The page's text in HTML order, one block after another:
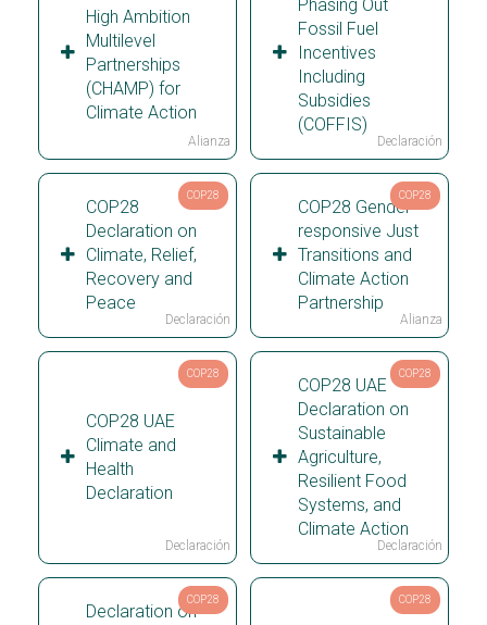
Alianza
High Ambition
Multilevel
Partnerships
(CHAMP) for
Climate Action
Declaración
Phasing Out
Fossil Fuel
Incentives
Including
Subsidies
(COFFIS)
COP28
Declaración
COP28
Declaration on
Climate, Relief,
Recovery and
Peace
COP28
Alianza
COP28 Gender-
responsive Just
Transitions and
Climate Action
Partnership
COP28
Declaración
COP28 UAE
Climate and
Health
Declaration
COP28
Declaración
COP28 UAE
Declaration on
Sustainable
Agriculture,
Resilient Food
Systems, and
Climate Action
COP28
Declaration on
COP28